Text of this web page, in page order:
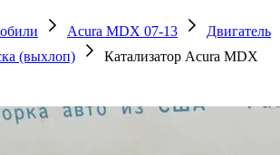
Acura MDX 07-13
Двигатель
(выхлоп)
Катализатор Acura MDX